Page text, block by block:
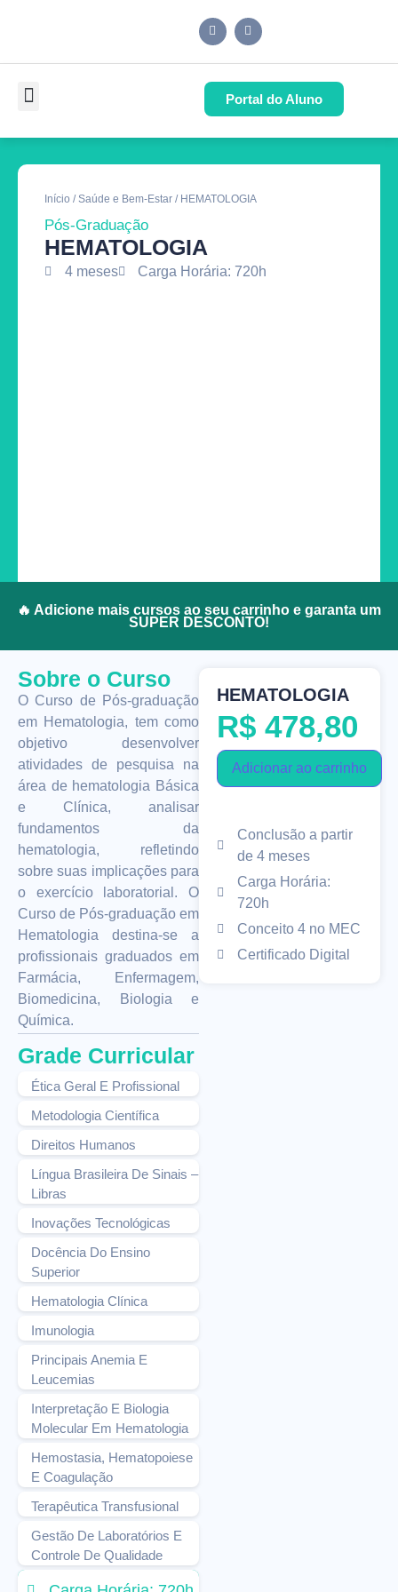
Portal do Aluno
Início /Saúde e Bem-Estar / HEMATOLOGIA
Pós-Graduação
HEMATOLOGIA
4 meses Carga Horária: 720h
🔥 Adicione mais cursos ao seu carrinho e garanta um
SUPER DESCONTO!
Sobre o Curso
O Curso de Pós-graduação
em Hematologia, tem como
objetivo desenvolver
atividades de pesquisa na
área de hematologia Básica
e Clínica, analisar
fundamentos da
hematologia, refletindo
sobre suas implicações para
o exercício laboratorial. O
Curso de Pós-graduação em
Hematologia destina-se a
profissionais graduados em
Farmácia, Enfermagem,
Biomedicina, Biologia e
Química.
Grade Curricular
Ética Geral E Profissional
Metodologia Científica
Direitos Humanos
Língua Brasileira De Sinais –
Libras
Inovações Tecnológicas
Docência Do Ensino
Superior
Hematologia Clínica
Imunologia
Principais Anemia E
Leucemias
Interpretação E Biologia
Molecular Em Hematologia
Hemostasia, Hematopoiese
E Coagulação
Terapêutica Transfusional
Gestão De Laboratórios E
Controle De Qualidade
HEMATOLOGIA
R$ 478,80
Adicionar ao carrinho
Conclusão a partir
de 4 meses
Carga Horária:
720h
Conceito 4 no MEC
Certificado Digital